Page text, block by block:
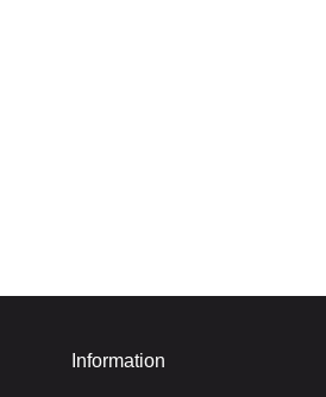
Information